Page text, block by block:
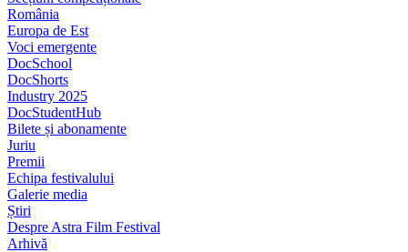
România
Europa de Est
Voci emergente
DocSchool
DocShorts
Industry 2025
DocStudentHub
Bilete și abonamente
Juriu
Premii
Echipa festivalului
Galerie media
Știri
Despre Astra Film Festival
Arhivă